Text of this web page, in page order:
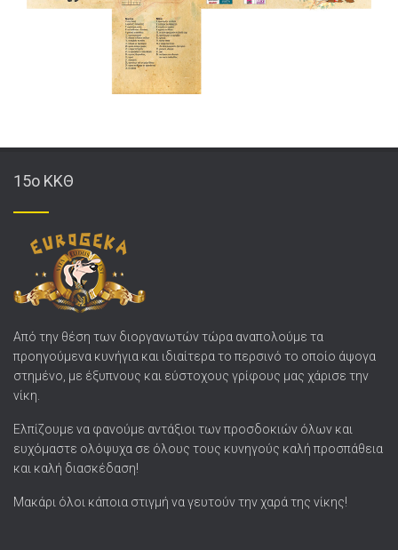
15o ΚΚΘ
Από την θέση των διοργανωτών τώρα αναπολούμε τα
προηγούμενα κυνήγια και ιδιαίτερα το περσινό το οποίο άψογα
στημένο, με έξυπνους και εύστοχους γρίφους μας χάρισε την
νίκη.
Ελπίζουμε να φανούμε αντάξιοι των προσδοκιών όλων και
ευχόμαστε ολόψυχα σε όλους τους κυνηγούς καλή προσπάθεια
και καλή διασκέδαση!
Μακάρι όλοι κάποια στιγμή να γευτούν την χαρά της νίκης!